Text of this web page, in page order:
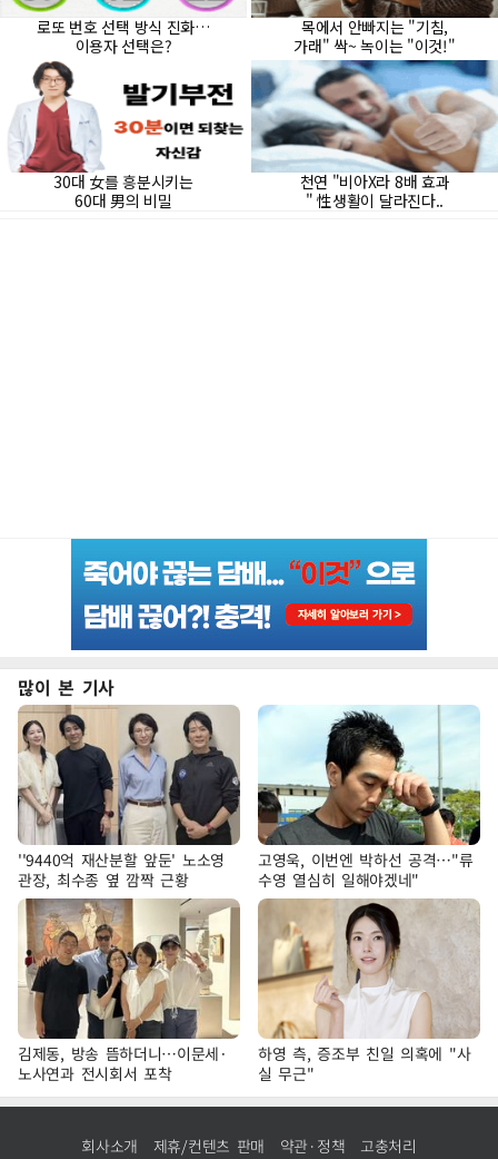
많이 본 기사
''9440억 재산분할 앞둔' 노소영
관장, 최수종 옆 깜짝 근황
고영욱, 이번엔 박하선 공격…"류
수영 열심히 일해야겠네"
김제동, 방송 뜸하더니…이문세·
노사연과 전시회서 포착
하영 측, 증조부 친일 의혹에 "사
실 무근"
회사소개 제휴/컨텐츠 판매 약관·정책 고충처리